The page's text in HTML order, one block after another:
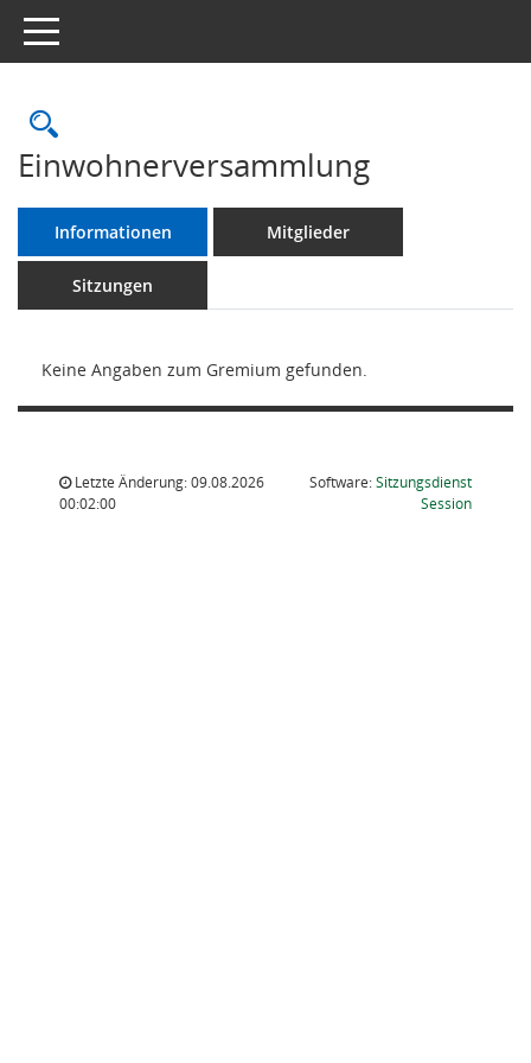
Toggle navigation
Rechercheauswahl
Einwohnerversammlung
Informationen Mitglieder
Sitzungen
Keine Angaben zum Gremium gefunden.
Letzte Änderung: 09.08.2026
00:02:00
Software:Sitzungsdienst
Session(Wird in